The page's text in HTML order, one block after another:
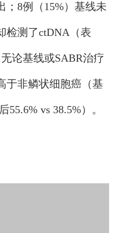
；8例（15%）基线未
检测了ctDNA（表
论基线或SABR治疗
于非鳞状细胞癌（基
55.6% vs 38.5%）。